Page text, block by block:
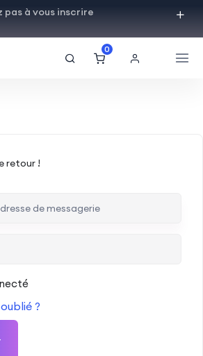
pas à vous inscrire
0
retour !
?